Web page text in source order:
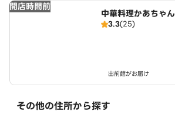
開店時間前
中華料理かあちゃん
3.3(25)
出前館がお届け
その他の住所から探す